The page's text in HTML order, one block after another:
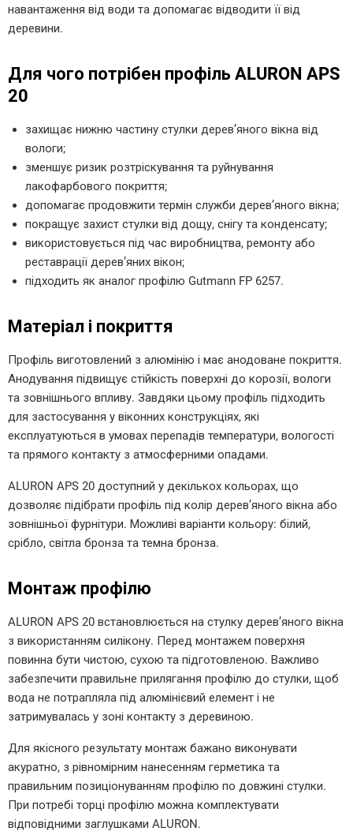
навантаження від води та допомагає відводити її від
деревини.
Для чого потрібен профіль ALURON APS
20
захищає нижню частину стулки дерев’яного вікна від
вологи;
зменшує ризик розтріскування та руйнування
лакофарбового покриття;
допомагає продовжити термін служби дерев’яного вікна;
покращує захист стулки від дощу, снігу та конденсату;
використовується під час виробництва, ремонту або
реставрації дерев’яних вікон;
підходить як аналог профілю Gutmann FP 6257.
Матеріал і покриття
Профіль виготовлений з алюмінію і має анодоване покриття.
Анодування підвищує стійкість поверхні до корозії, вологи
та зовнішнього впливу. Завдяки цьому профіль підходить
для застосування у віконних конструкціях, які
експлуатуються в умовах перепадів температури, вологості
та прямого контакту з атмосферними опадами.
ALURON APS 20 доступний у декількох кольорах, що
дозволяє підібрати профіль під колір дерев’яного вікна або
зовнішньої фурнітури. Можливі варіанти кольору: білий,
срібло, світла бронза та темна бронза.
Монтаж профілю
ALURON APS 20 встановлюється на стулку дерев’яного вікна
з використанням силікону. Перед монтажем поверхня
повинна бути чистою, сухою та підготовленою. Важливо
забезпечити правильне прилягання профілю до стулки, щоб
вода не потрапляла під алюмінієвий елемент і не
затримувалась у зоні контакту з деревиною.
Для якісного результату монтаж бажано виконувати
акуратно, з рівномірним нанесенням герметика та
правильним позиціонуванням профілю по довжині стулки.
При потребі торці профілю можна комплектувати
відповідними заглушками ALURON.